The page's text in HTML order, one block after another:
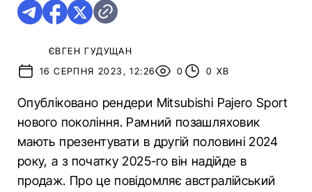
ЄВГЕН ГУДУЩАН
16 СЕРПНЯ 2023, 12:26
0 0 ХВ
Опубліковано рендери Mitsubishi Pajero Sport
нового покоління. Рамний позашляховик
мають презентувати в другій половині 2024
року, а з початку 2025-го він надійде в
продаж. Про це повідомляє австралійський